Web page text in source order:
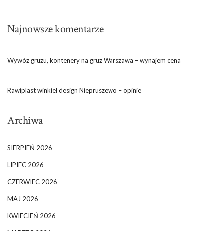
Najnowsze komentarze
Wywóz gruzu, kontenery na gruz Warszawa – wynajem cena
Rawiplast winkiel design Niepruszewo – opinie
Archiwa
SIERPIEŃ 2026
LIPIEC 2026
CZERWIEC 2026
MAJ 2026
KWIECIEŃ 2026